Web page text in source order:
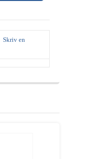
Skriv en